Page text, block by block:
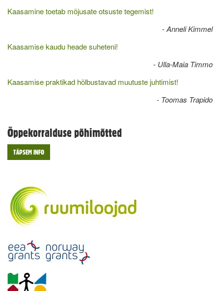
Kaasamine toetab mõjusate otsuste tegemist!
-Anneli Kimmel
Kaasamise kaudu heade suheteni!
- Ulla-Maia Timmo
Kaasamise praktikad hõlbustavad muutuste juhtimist!
- Toomas Trapido
Õppekorralduse põhimõtted
TÄPSEM INFO